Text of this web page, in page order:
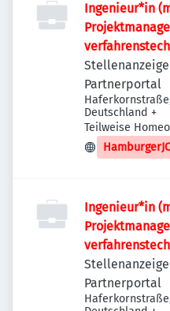
Ingenieur*in
Partnerportal
Deutschland +
Teilweise
Ingenieur*in
Partnerportal